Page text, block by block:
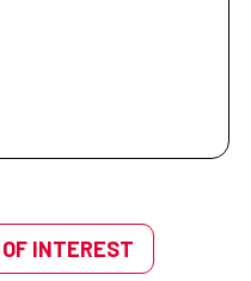
INTEREST